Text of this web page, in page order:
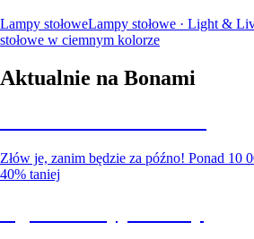
Lampy stołoweLampy stołowe · Light &
stołowe w ciemnym kolorze
Aktualnie na Bonami
Złów je, zanim będzie za późno! Ponad 10
40% taniej